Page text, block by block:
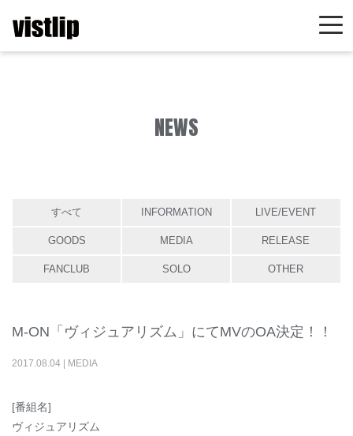
NEWS
すべて INFORMATION LIVE/EVENT
GOODS MEDIA RELEASE
FANCLUB SOLO OTHER
M-ON「ヴィジュアリズム」にてMVのOA決定！！
2017.08.04 MEDIA
[番組名]
ヴィジュアリズム